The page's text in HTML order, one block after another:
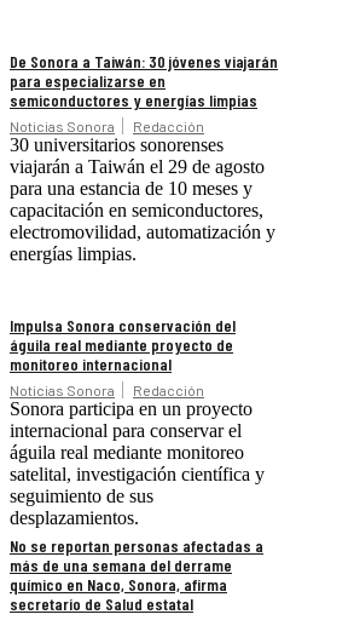
De Sonora a Taiwán: 30 jóvenes viajarán
para especializarse en
semiconductores y energías limpias
Noticias Sonora Redacción
30 universitarios sonorenses
viajarán a Taiwán el 29 de agosto
para una estancia de 10 meses y
capacitación en semiconductores,
electromovilidad, automatización y
energías limpias.
Impulsa Sonora conservación del
águila real mediante proyecto de
monitoreo internacional
Noticias Sonora Redacción
Sonora participa en un proyecto
internacional para conservar el
águila real mediante monitoreo
satelital, investigación científica y
seguimiento de sus
desplazamientos.
No se reportan personas afectadas a
más de una semana del derrame
químico en Naco, Sonora, afirma
secretario de Salud estatal